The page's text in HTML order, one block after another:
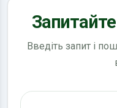
Введіть запит і